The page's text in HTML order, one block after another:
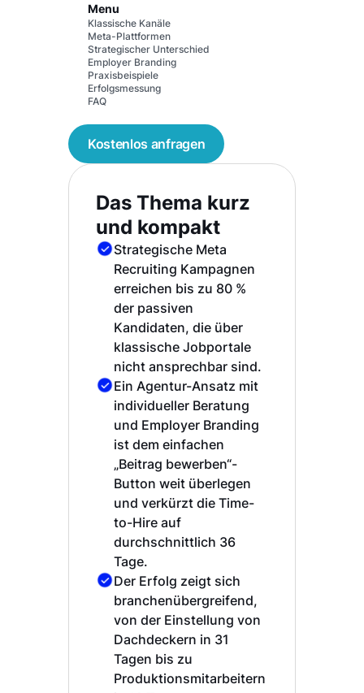
Menu
Klassische Kanäle
Meta-Plattformen
Strategischer Unterschied
Employer Branding
Praxisbeispiele
Erfolgsmessung
FAQ
Kostenlos anfragen
Das Thema kurz
und kompakt
Strategische Meta
Recruiting Kampagnen
erreichen bis zu 80 %
der passiven
Kandidaten, die über
klassische Jobportale
nicht ansprechbar sind.
Ein Agentur-Ansatz mit
individueller Beratung
und Employer Branding
ist dem einfachen
„Beitrag bewerben“-
Button weit überlegen
und verkürzt die Time-
to-Hire auf
durchschnittlich 36
Tage.
Der Erfolg zeigt sich
branchenübergreifend,
von der Einstellung von
Dachdeckern in 31
Tagen bis zu
Produktionsmitarbeitern